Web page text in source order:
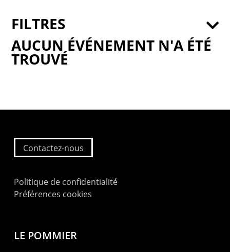
AUCUN ÉVÉNEMENT N'A ÉTÉ
TROUVÉ
FILTRES
Contactez-nous
Politique de confidentialité
Préférences cookies
LE POMMIER